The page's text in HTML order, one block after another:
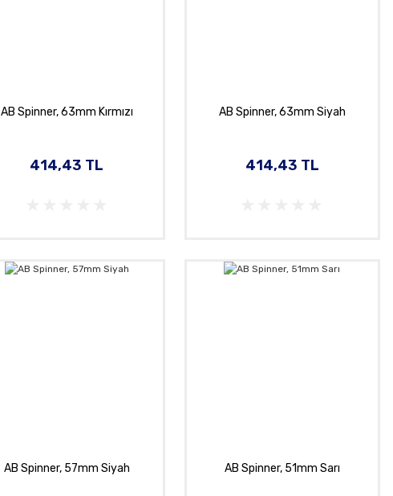
AB Spinner, 63mm Kırmızı
414,43 TL
AB Spinner, 63mm Siyah
414,43 TL
AB Spinner, 57mm Siyah AB Spinner, 51mm Sarı